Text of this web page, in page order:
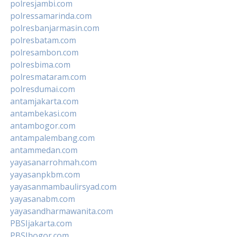
polresjambi.com
polressamarinda.com
polresbanjarmasin.com
polresbatam.com
polresambon.com
polresbima.com
polresmataram.com
polresdumai.com
antamjakarta.com
antambekasi.com
antambogor.com
antampalembang.com
antammedan.com
yayasanarrohmah.com
yayasanpkbm.com
yayasanmambaulirsyad.com
yayasanabm.com
yayasandharmawanita.com
PBSIjakarta.com